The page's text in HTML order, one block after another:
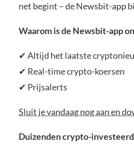
net begint – de Newsbit-app
Waarom is de Newsbit-app
✔ Altijd het laatste
✔ Real-time crypto-koersen
✔ Prijsalerts
Sluit je vandaag nog aan en
Duizenden crypto-